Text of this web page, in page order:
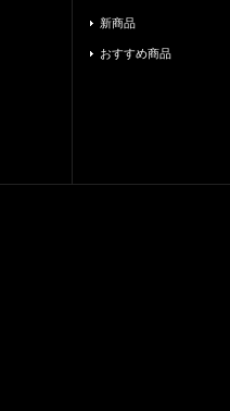
新商品
おすすめ商品